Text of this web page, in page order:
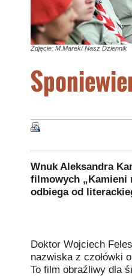
Zdjęcie: M.Marek/ Nasz Dziennik
Wnuk Aleksandra
filmowych „Kamieni
odbiega od
Doktor Wojciech
nazwiska z czołówki
To film obraźliwy dla